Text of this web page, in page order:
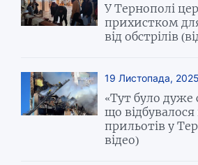
У Тернополі
прихистком
від обстрілів
19 Листопада,
«Тут було
що
прильотів у
відео)